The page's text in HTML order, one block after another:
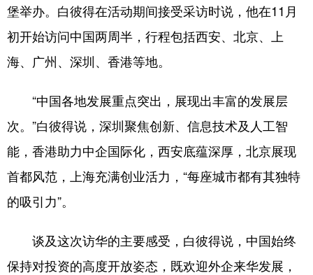
多语种频道
English Español
Русский язык 日本語 한국어
Deutsch Português
堡举办。白彼得在活动期间接受采访时说，他在11月
初开始访问中国两周半，行程包括西安、北京、上
海、广州、深圳、香港等地。
“中国各地发展重点突出，展现出丰富的发展层
次。”白彼得说，深圳聚焦创新、信息技术及人工智
能，香港助力中企国际化，西安底蕴深厚，北京展现
首都风范，上海充满创业活力，“每座城市都有其独特
的吸引力”。
谈及这次访华的主要感受，白彼得说，中国始终
保持对投资的高度开放姿态，既欢迎外企来华发展，